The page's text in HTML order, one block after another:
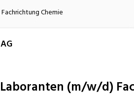
Chemie
(m/w/d)